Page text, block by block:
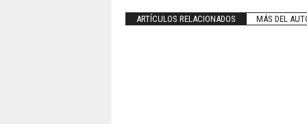
ARTÍCULOS RELACIONADOS MÁS DEL